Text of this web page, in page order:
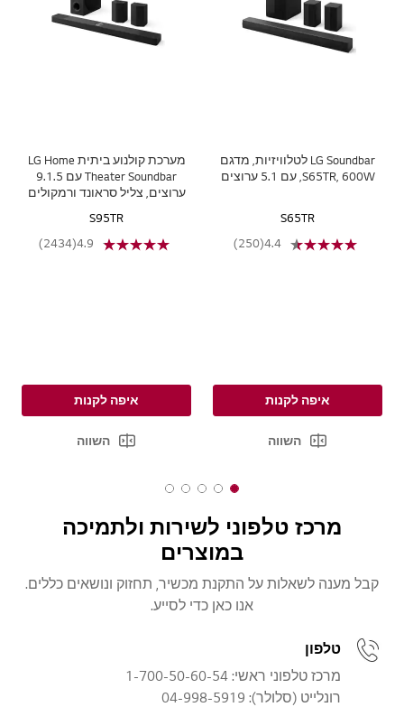
LG Soundbar לטלוויזיות, מדגם
S65TR, 600W, עם 5.1 ערוצים
S65TR
4.4
(250)
איפה לקנות
השווה
מערכת קולנוע ביתית LG Home
Theater Soundbar עם 9.1.5
ערוצים, צליל סראונד ורמקולים
S95TR
4.9
(2434)
איפה לקנות
השווה
1
f
5
2
f
5
3
f
5
4
5
5
f
5
מרכז טלפוני לשירות ולתמיכה
במוצרים
קבל מענה לשאלות על התקנת מכשיר, תחזוק ונושאים כללים.
אנו כאן כדי לסייע.
טלפון
מרכז טלפוני ראשי: 1-700-50-60-54
רונלייט (סלולר): 04-998-5919